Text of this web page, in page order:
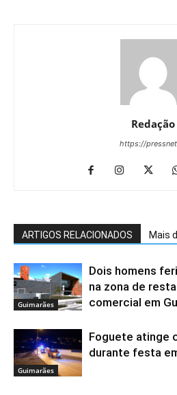
Redação
https://
ARTIGOS RELACIONADOS Mais
Guimarães
Dois homens
na zona de
comercial em
Guimarães
Foguete atinge
durante festa